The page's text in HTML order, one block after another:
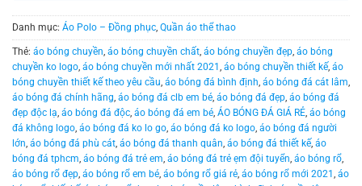
Danh mục: Áo Polo – Đồng phục, Quần áo thể thao
Thẻ: áo bóng chuyền, áo bóng chuyền chất, áo bóng chuyền đẹp, áo bóng
chuyền ko logo, áo bóng chuyền mới nhất 2021 , áo bóng chuyền thiết kế, áo
bóng chuyền thiết kế theo yêu cầu, áo bóng đá bình định, áo bóng đá cát lâm,
áo bóng đá chính hãng, áo bóng đá clb em bé, áo bóng đá đẹp, áo bóng đá
đẹp độc lạ, áo bóng đá độc, áo bóng đá em bé, ÁO BÓNG ĐÁ GIÁ RẺ, áo bóng
đá không logo, áo bóng đá ko lo go, áo bóng đá ko logo, áo bóng đá người
lớn, áo bóng đá phù cát, áo bóng đá thanh quân, áo bóng đá thiết kế, áo
bóng đá tphcm, áo bóng đá trẻ em, áo bóng đá trẻ ẹm đội tuyển, áo bóng rổ,
áo bóng rổ đẹp, áo bóng rổ em bé, áo bóng rổ giá rẻ, áo bóng rổ mới 2021 , áo